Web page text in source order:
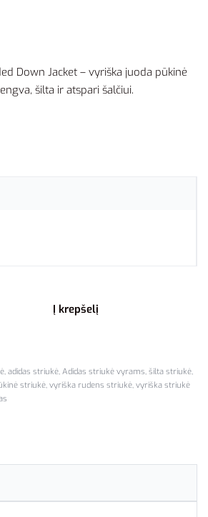
Down Jacket – vyriška juoda pūkinė
šilta ir atspari šalčiui.
Į krepšelį
, adidas striukė, Adidas striukė vyrams, šilta striukė,
striukė, vyriška rudens striukė, vyriška striukė